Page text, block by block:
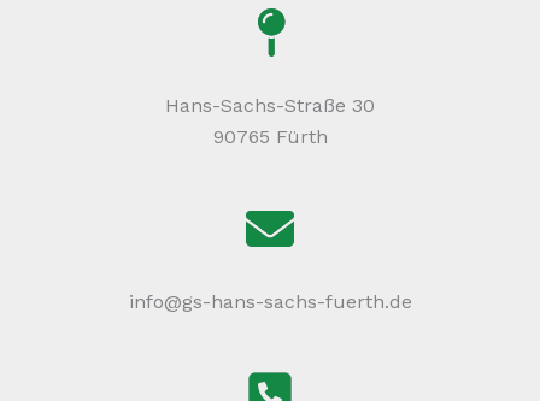
Hans-Sachs-Straße 30
90765 Fürth
info@gs-hans-sachs-fuerth.de